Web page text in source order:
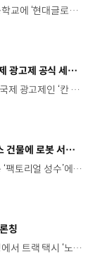
현대글로비스가 서울 상원초등학교에 ‘현대글로비스 생태숲 1호’를 조성했습니다. 상원초등학교 학생들이 직접 설계공모전에 참여한 디자인을 바탕으로 학교 유휴 부지에 희귀식물과 우리나라 자생식물 1,200여 본을 심었습니다. 아이들이 나무를 가꾸고 숲에서 뛰어놀며 환경 보호 의식과 생물 다양성을 배울 수 있는 기회를 마련했는데요. 하반기에는 수도권과 지방 사업 사업장 인근에 2호 생태숲을 조성할 예정입니다.
현대자동차·기아, 2024 칸 국제 광고제 공식 세미나 개최
현대자동차·기아가 세계 최대 국제 광고제인 ‘칸 라이언즈 2024’에서 단독 세미나를 개최했습니다. 정예은 리포터, 완성차 업체가 기술을 주제로 발표 자리를 가진 것은 이번이 처음이죠? 네, 매우 이례적으로 현대자동차·기아를 세미나 개최 기업으로 선정했는데요. 칸 국제 광고제는 기존 미디어 전문가나 광고 기술 전문가들 위주의 행사였지만 인류를 위한 혁신 기술을 개발하는 현대자동차·기아의 긍정적인 가치를 높이 평가해 공식 세미나에 초청한 겁니다. 전 세계 미디어와 마케터가 찬사를 보낸 그 현장, 함께 보시죠. 올해로 71회를 맞은 프랑스 칸 국제 광고제 ‘칸 라이언즈 2024’는 매년 전 세계 90여 개국에서 2만 5천 여 개 이상의 작품이 출품되는 세계 최대 국제 광고제입니다. 특히 광고제 기간 내내 이어지는 공식 세미나는 시상식 행사와 더불어 전 세계 마케터들의 뜨거운 관심이 이어지는 행사인데요. 현대자동차·기아는 공식 세미나 행사에서 완성차 업체 최초로 단독 세미나를 개최했습니다. ‘기술의 마법: 기술력을 확산시키는 5가지 방법’을 주제로 에너지소자연구팀 이민재 책임연구원이 첨단 냉각 소재 ‘나노 쿨링 필름’을 비롯한 현대자동차·기아의 다양한 소재 기술을 소개했습니다. 나노 쿨링 필름은 태양 에너지의 일부를 반사해 차량 실내 온도를 획기적으로 저감시키는 역할을 하는데요, 이 필름을 차량 유리에 부착하면 유리를 어둡게 하지 않으면서도 여름철 실내 온도를 10도 이상 낮출 수 있어 에너지 소비를 크게 낮출 수 있습니다. 지난 4월, 현대자동차·기아는 틴팅이 법적으로 금지된 파키스탄에서 투명한 나노 쿨링 필름을 70여 명의 운전자에게 무상으로 장착해주는 ‘메이드 쿨러 바이 현대(MADE COOLER BY HYUNDAI)’ 캠페인을 진행해 현지 운전자들의 뜨거운 반응을 이끌어낸 바 있는데요. 이날 세미나를 통해 파키스탄에서 펼친 캠페인의 성과와 현지 반응 등을 공유하면서 인류를 위한 현대자동차의 비전을 함께 전달했습니다. 이민재 책임연구원/ 현대자동차·기아 에너지소자연구팀연구원으로서 이런 광고제에서 제가 만든 기술을 주제로 발표하는 것은 흔치 않은 기회인데요. 다행히 참석해 주신 많은 분들이 제 기술에 대해 관심을 가져 주셔서 굉장히 뿌듯하게 생각합니다. 조슈아 린튼 / 세미나 참가자현대자동차의 나노 쿨링 필름 캠페인은 정말 멋졌습니다. 기후변화 문제로 고통받는 사람들의 관점에서 문제를 해결했다고 생각합니다. 제품이 아니라 그 이전 단계의 ‘기술’을 먼저 적용해봤다는 점이 정말 인상적이었습니다. How was the campaign? I thought it was wicked. It really answered the quite a cool human truth about climate change. Also, using tech first rather than sort of going "how do we take the product" and going the other way, it was tech first. 퍼트 퐁피티 / 세미나 참가자사람들이 기술을 잘 이해할 수 있도록 잘 구현했다는 점이 마음에 들었고 단순히 자동차의 기능이 아니라 인류 모두를 위한 기술이라는 점이 정말 마음에 들었습니다. I loved how it brought the technology to life, not just talking about the features of the car but making it relevant for everyone. I really loved it. 세미나에 참석한 글로벌 미디어와 마케터들은 첨단 기술로 사회문제 해결 방안을 제시했다는 점에서 높은 호응을 보이며 인류를 위한 현대자동차·기아의 비전에 찬사를 보냈습니다. 세계에서 가장 권위있는 국제 광고제에서 인류의 진보를 위한 첨단 기술을 개발하는 현대자동차·기아의 꾸준한 노력이 인정받은 뜻깊은 행사였네요, 현대자동차는 지난 4월 파키스탄에서 진행한 나노 쿨링 필름 캠페인 영상도 공개했죠 네, ‘메이드 쿨러 바이 현대’ 캠페인 영상을 공개했는데요. 파키스탄의 뜨거운 더위를 식혀줄 현대자동차의 첨단 기술, 나노 쿨링 필름을 무상 장착해주는 캠페인을 영상으로 담아냈습니다. 최고 기온 50도가 넘는 더운 날씨로 파키스탄 주민들은 많은 어려움을 겪는데요. 현대자동차는 혁신 기술을 활용해 도움을 주기 위해 지난 4월, ‘메이드 쿨러 바이 현대(MADE COOLER BY HYUNDAI)’ 캠페인을 진행했습니다. 현대자동차가 세계 최초로 개발한 나노 쿨링 필름은 열 방사 효과를 극대화하는 복사 냉각 기술을 적용해 기존 틴팅 필름보다 냉각 성능을 혁신적으로 개선한 것이 특징입니다. 투명하기 때문에 현지 교통법규를 위반하지 않으면서도 실내 온도를 10도 이상 낮출 수 있었습니다. 파키스탄 주민들의 호응도는 당연히 높을 수 밖에 없었는데요 운전자의 쾌적성을 높이는 것은 물론 연료 소모를 줄여 환경 개선에도 도움이 된다는 평가를 받고 있습니다. 50도가 넘는 무더위 속에서 필름 하나만 부착하면 무려 10도를 낮출 수 있는 기술력이 놀라운데요, 인류을 위한 현대자동차·기아의 노력이 느껴지는 캠페인 영상이네요. 네, 앞으로도 현대자동차·기아는 당장의 이익이 아닌 미래 세대를 위해 선행 기술에 투자, 개발하는데 지원을 아끼지 않을 계획입니다. 현대자동차·기아가 인류의 진보에 기여하는 혁신적인 첨단 기술을 지속적으로 개발하기를 기대하겠습니다. 오늘 소식 전해주셔서 고맙습니다.
현대자동차그룹, 성수동 오피스 건물에 로봇 서비스 개시
현대자동차그룹이 서울 성수동 ‘팩토리얼 성수’에서 로봇 서비스를 개시합니다. ‘팩토리얼 성수’는 이지스 자산운용의 로봇 친화형 빌딩인데요, 이곳에 입주해 근무하는 고객은 달이 딜리버리(DAL-e Delivery)가 제공하는 음료 배달 서비스와 주차 로봇이 제공하는 자동 주차 및 출차 서비스, 자동 충전 로봇까지, 현대자동차그룹의 최첨단 로보틱스 기술이 집약된 서비스를 제공받을 수 있습니다. 고객이 모바일 앱을 통해 음료를 주문하면 달이 딜리버리가 지하 1층에 마련된 카페에서 음료를 받고 엘리베이터를 스스로 탑승해 고객이 있는 목적지까지 가게 되는데요 99.9% 정확도에 이르는 카메라와 인공지능 안면 인식 기술을 활용해 수령 대상자를 인식하고 자동으로 문을 열어 음료를 전달합니다. 홍광진 팀장/ 현대자동차 로보틱스사업3팀로보틱스랩의 PnD가 적용된 달이 딜리버리는 사륜 조향 구조로 전 방향 주행이 가능합니다. 이러한 기능은 실내와 같이 사람이 붐비고 복잡한 공간에서 로봇이 모든 방향을 인지하고 지속적으로 주행 가능한 경로를 만들며 서비스를 수행하게 됩니다. 현대위아의 주차 로봇은 주차장에서 무인으로 주차와 출차서비스를 제공하는데요, 2개의 로봇 한 쌍이 함께 움직이며 차량 하부에 들어가 휠을 들어올려 자유자재로 움직이며 차량을 이동시킵니다. 이런 주차 로봇이 상용화 된 것은 국내 최초인데요, 좁은 주차공간에도 효율적으로 활용 가능할 것으로 전망됩니다. 강신단 상무/ 현대위아 모빌리티솔루션기획실(주차 로봇은) 현재 HMGICS의 차량이 완성된 후에 창고까지 이동하는 데 활용이 되고 있고요. 그리고 올 연말에 완공 예정인 HMGMA 공장에도 도입 예정입니다. 여러 가지 피드백을 기반으로 로봇의 완성도를 높여왔고요, 피드백에 기반해서 오늘 팩토리얼 성수 서비스를 진행하게 됐습니다. 현대자동차그룹은 이번 팩토리얼 성수 건물을 시작으로 다른 건물에 로봇 서비스를 확장하며 로봇 산업 생태계를 구축할 계획입니다.
칭
제네시스가 독일 뉘르부르크링에서 트랙 택시 ‘노르트슐라이페’ 프로그램을 론칭했습니다. 뉘르부르크링은 전 세계 레이싱 트랙 중에서 가장 스릴 넘치는 트랙 중 하나인데요. 황서연 리포터, 자세한 소식 전해주시죠. 네, 제네시스 트랙 택시는 제네시스의 고성능 퍼포먼스를 경험할 수 있도록 동승 체험을 제공하는 프로그램인데요, 오프닝 행사가 현지시각으로 지난 18일에 열렸습니다. 현장 함께 보시죠. 제네시스 브랜드의 고성능 여정에 중요한 이정표가 될 트랙 택시 프로그램이 시작됩니다. 루크 동커볼케 사장과 제네시스 브랜드 파트너이자 F1 전설의 드라이버 재키 익스(Jacky Ickx)가 참석한 가운데 제네시스 트랙 택시 프로그램의 시작을 알리는 오프닝 이벤트가 개최됐습니다. 루크 동커볼케 사장/ 현대자동차그룹 CDO, CCO 뉘르부르크링 트랙 주행 체험을 제공하는 트랙 택시 프로그램은 럭셔리한 고성능 차량 경험을 제공하는 제네시스 브랜드의 여정입니다. 고객들이 지금까지 볼 수 없었던 제네시스만의 안정적이면서도 역동적인 고성능 퍼포먼스를 제공해 고객에게 아주 짜릿한 경험을 선사할 예정입니다. Obviously the experience at the Nürburgring has to be in line with the values of the brand and we are a premium brand with a customer experience which aims to be a luxury experience. So obviously the performance perception has to be in line with a feeling of well being, of feeling that you're never been challenged by the experience you are rewarded. So that's the most important thing and it does fit completely this feeling of a rewarding emotional experience. 뉘르부르크링은 독일의 유명한 레이싱 트랙이자 세계에서도 전설적인 자동차 경주 서킷 중 하나인데요, 길이 20.832km, 73개의 코너를 가진 뉘르부르크링(노르트슐라이페) 트랙은 끊임없이 변화하는 복잡한 코스입니다. 잭키 익스 / 제네시스 브랜드 파트너, F1 8회 우승 드라이버제네시스의 성능은 믿을 수 없을 만큼 놀랍습니다. 빠른 속도로 달리면서 편안하고 예측 가능한 주행이 가능하도록 개발됐습니다. 아주 멋진 주행을 경험할 수 있을 겁니다. It's so amazing, it's just so incredible of fast it is or comfortable it is or predictable it is, the engineers of that car have made something incredible As far, there is a signature but it's so attractive that for those who like the sport mode, they will enjoy incredibly. 제네시스 트랙 택시 프로그램은 G70 3.3T 모델로 운영되는데요, 일반인 고객에게 동승 체험을 제공해 제네시스 만의 역동적이고 안정적인 주행 성능과 내구성을 느낄 수 있는 짜릿한 경험을 제공합니다. 마커스 윌하르트 헤드 드라이버 / 제네시스 트랙 택시이곳에서 열리는 제네시스 트랙 택시 프로그램은 고성능 주행 성능을 보여주기에 완벽한 쇼케이스라고 생각합니다. 트랙 택시를 체험한 고객들은 제네시스 차량와 브랜드에 깊은 감명을 받을 겁니다. You know, this is the perfect showcase in my eyes to show this at the Nordschleife show them the performance, how the car handles, how the car drives and I think everybody will be really deeply impressed about the car and the brand. 또한 미쉐린과의 독점 파트너쉽을 통해 스포츠 전용 타이어를 장착해 더욱 탁월한 성능과 최고의 퍼포먼스를 제공할 계획입니다. 한편 마그마에서 영감을 받은 제네시스 오렌지색 외장 랩으로 완성된 G70 트랙 택시는 뉘르부르크링의 울창한 녹지와 대비되며 강렬한 존재감을 드러낼 것으로 기대됩니다. 세계적인 레이싱 코스에서 진행되는 제네시스 트랙 택시 프로그램이 고객들에게 아주 짜릿하고 의미있는 경험을 선사할 것 같은데요. 트랙 택시 프로그램은 앞으로 어떻게 운영되나요? 네, 현지에서 누구나 예약을 통해 트랙 택시 체험을 이용할 수 있는데요, 현지 시각으로 이번달 21일부터 예약이 진행됐고 격적인 프로그램은 7월부터 시작됩니다. 네, 독일 현지에서 보다 많은 고객들이 제네시스만의 고성능 주행 경험을 만끽할 수 있기를 기대하겠습니다. 오늘 소식 전해주셔서 고맙습니다.